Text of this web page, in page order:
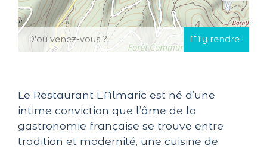
Le Restaurant L’Almaric est né d’une
intime conviction que l’âme de la
gastronomie française se trouve entre
tradition et modernité, une cuisine de